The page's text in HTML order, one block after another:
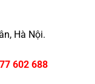
Hà Nội.
602 688